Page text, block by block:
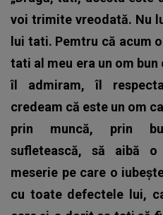
voi trimite vreodată. Nu
lui tati. Pemtru că acum
tati al meu era un om
îl admiram, îl
credeam că este un om
prin muncă, prin
sufletească, să aibă
meserie pe care o
cu toate defectele lui,